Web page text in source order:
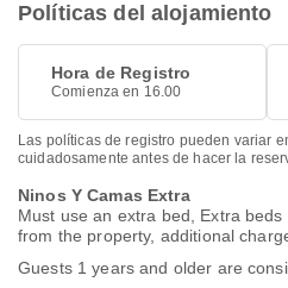
Políticas del alojamiento
Hora de Registro
Comienza en 16.00
Las políticas de registro pueden variar
cuidadosamente antes de hacer la
Ninos Y Camas Extra
Must use an extra bed, Extra
from the property, additional
Guests 1 years and older are